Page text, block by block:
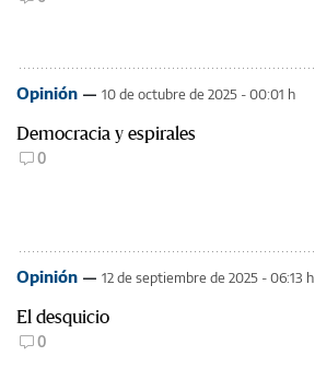
Opinión 10 de octubre de 2025 - 00:01 h
Democracia y espirales
0
Opinión 12 de septiembre de 2025 - 06:13 h
El desquicio
0